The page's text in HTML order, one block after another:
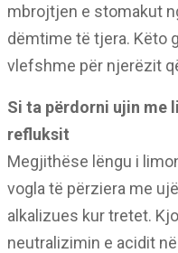
mbrojtjen e stomakut
dëmtime të tjera. Këto
vlefshme për njerëzit
Si ta përdorni ujin me
refluksit
Megjithëse lëngu i
vogla të përziera me
alkalizues kur tretet.
neutralizimin e acidit